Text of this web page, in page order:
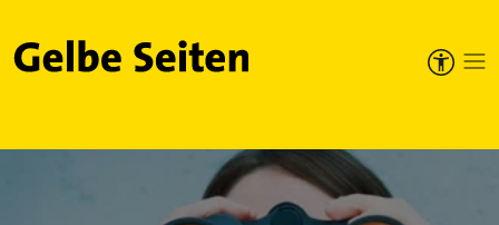
Gelbe Seiten